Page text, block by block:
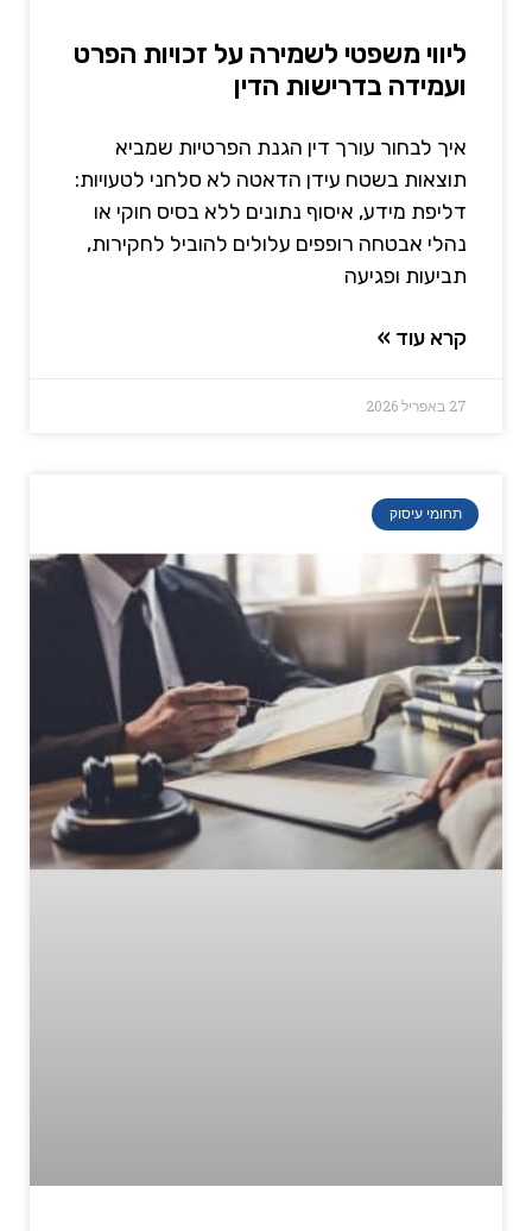
ליווי משפטי לשמירה על זכויות הפרט
ועמידה בדרישות הדין
איך לבחור עורך דין הגנת הפרטיות שמביא
תוצאות בשטח עידן הדאטה לא סלחני לטעויות:
דליפת מידע, איסוף נתונים ללא בסיס חוקי או
נהלי אבטחה רופפים עלולים להוביל לחקירות,
תביעות ופגיעה
קרא עוד »
27 באפריל 2026
תחומי עיסוק